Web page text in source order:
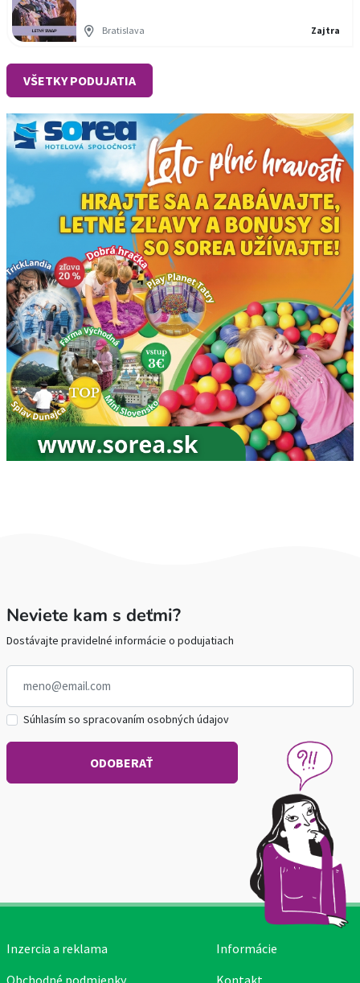
Bratislava Zajtra
VŠETKY PODUJATIA
Neviete kam s deťmi?
Dostávajte pravidelné informácie o podujatiach
Súhlasím so spracovaním osobných údajov
Inzercia a reklama
Informácie